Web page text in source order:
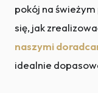
pokój na
się, jak
naszymi
idealnie